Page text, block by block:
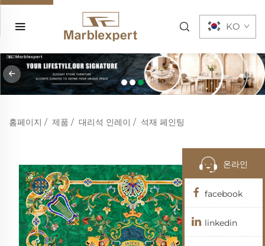
KO
홈페이지 / 제품 / 대리석 인레이 / 석재 페인팅
온라인
facebook
linkedin